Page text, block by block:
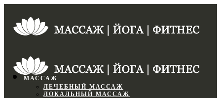
МАССАЖ
ЛЕЧЕБНЫЙ МАССАЖ
ЛОКАЛЬНЫЙ МАССАЖ